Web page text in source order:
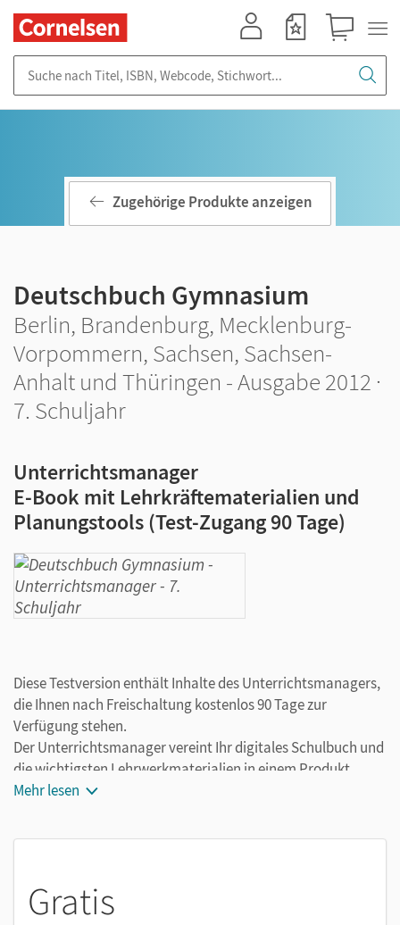
Zugehörige Produkte anzeigen
Deutschbuch Gymnasium
Berlin, Brandenburg, Mecklenburg-
Vorpommern, Sachsen, Sachsen-
Anhalt und Thüringen - Ausgabe 2012 ·
7. Schuljahr
Unterrichtsmanager
E-Book mit Lehrkräftematerialien und
Planungstools (Test-Zugang 90 Tage)
Diese Testversion enthält Inhalte des Unterrichtsmanagers,
die Ihnen nach Freischaltung kostenlos 90 Tage zur
Verfügung stehen.
Der Unterrichtsmanager vereint Ihr digitales Schulbuch und
die wichtigsten Lehrwerkmaterialien in einem Produkt.
Ergänzt um hilfreiche Planungstools, vereinfacht er Ihre
Mehr lesen
Gratis